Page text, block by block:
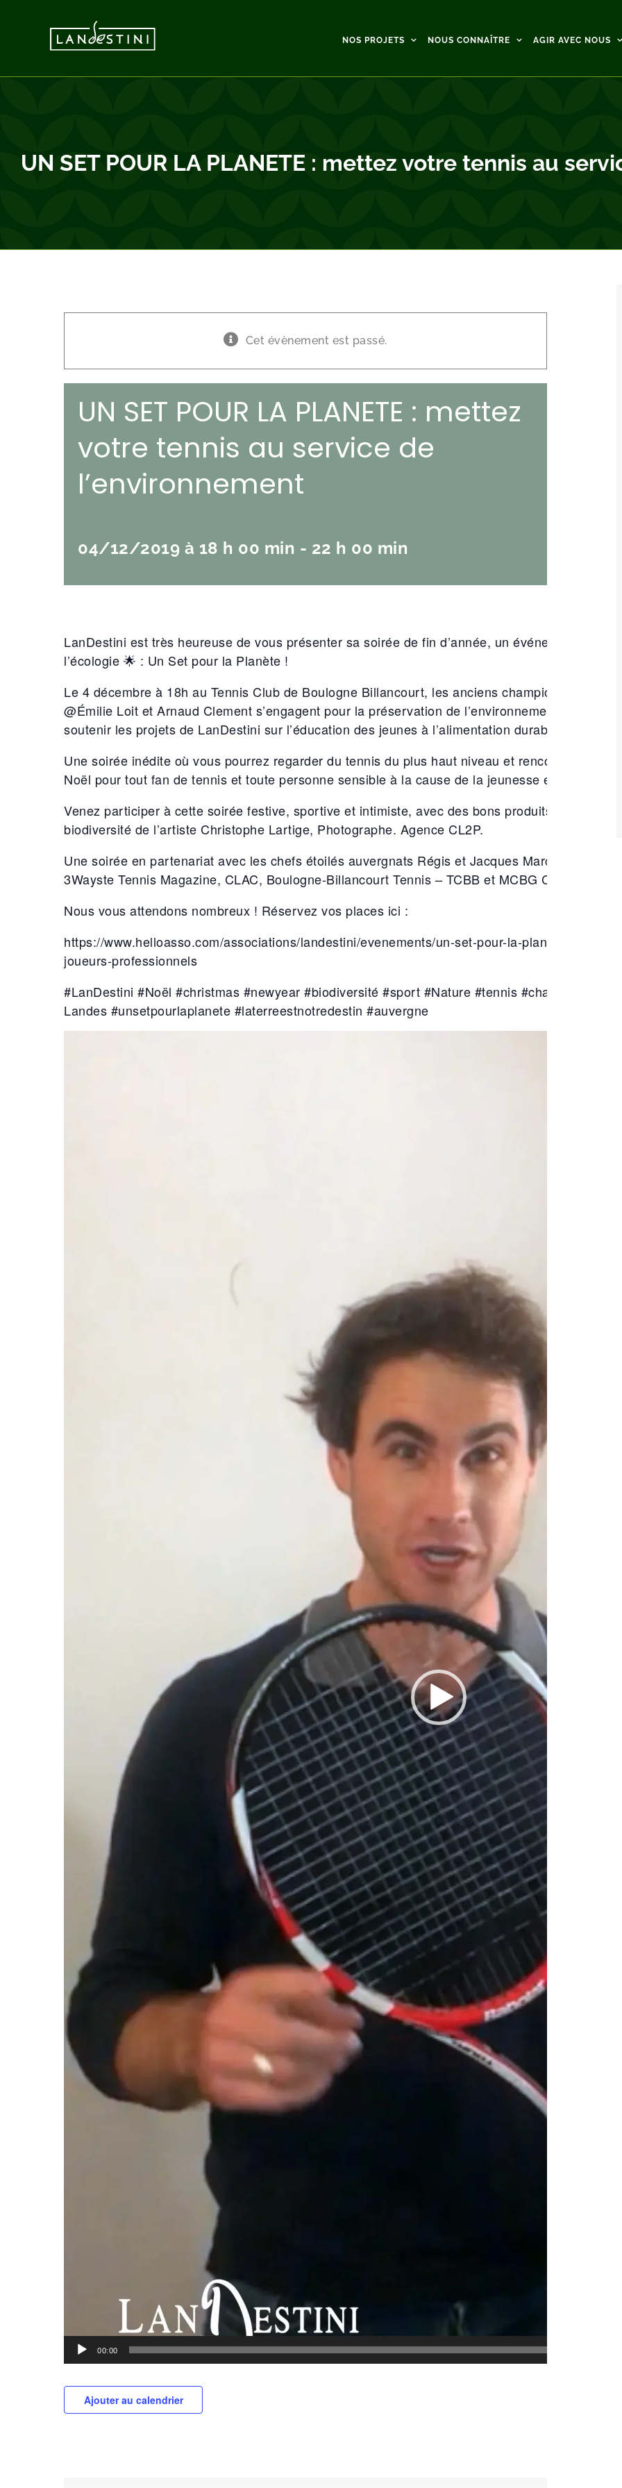
NOS PROJETS NOUS CONNAÎTRE AGIR AVEC NOUS
UN SET POUR LA PLANETE : mettez votre tennis au
Cet évènement est passé.
UN SET POUR LA PLANETE : mettez
votre tennis au service de
l’environnement
04/12/2019 à 18 h 00 min - 22 h 00 min
LanDestini est très heureuse de vous présenter sa soirée de fin d’année, un événement
l’écologie 🌟 : Un Set pour la Planète !
Le 4 décembre à 18h au Tennis Club de Boulogne Billancourt, les anciens champions de
@Émilie Loit et Arnaud Clement s’engagent pour la préservation de l’environnement en jouant
soutenir les projets de LanDestini sur l’éducation des jeunes à l’alimentation durable et la
Une soirée inédite où vous pourrez regarder du tennis du plus haut niveau et rencontrer les
Noël pour tout fan de tennis et toute personne sensible à la cause de la jeunesse et de
Venez participer à cette soirée festive, sportive et intimiste, avec des bons produits auvergnats
biodiversité de l’artiste Christophe Lartige, Photographe. Agence CL2P.
Une soirée en partenariat avec les chefs étoilés auvergnats Régis et Jacques Marcon, la
3Wayste Tennis Magazine, CLAC, Boulogne-Billancourt Tennis – TCBB et MCBG Conseil.
Nous vous attendons nombreux ! Réservez vos places ici :
https://www.helloasso.com/associations/landestini/evenements/un-set-pour-la-planete-une-
joueurs-professionnels
#LanDestini #Noël #christmas #newyear #biodiversité #sport #Nature #tennis #champion
Landes #unsetpourlaplanete #laterreestnotredestin #auvergne
00:00
Ajouter au calendrier